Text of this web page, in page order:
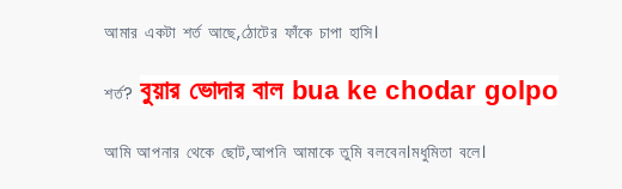
আমার একটা শর্ত আছে,ঠোটের ফাঁকে চাপা হাসি।
শর্ত? বুয়ার ভোদার বাল bua ke chodar golpo
আমি আপনার থেকে ছোট,আপনি আমাকে তুমি বলবেন।মধুমিতা বলে।